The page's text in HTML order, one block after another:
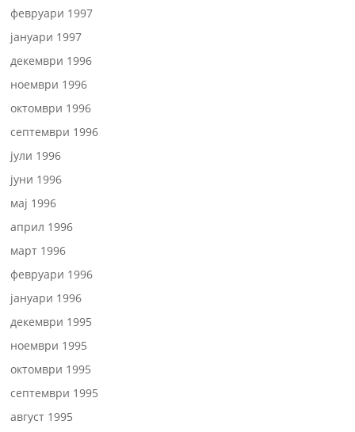
февруари 1997
јануари 1997
декември 1996
ноември 1996
октомври 1996
септември 1996
јули 1996
јуни 1996
мај 1996
април 1996
март 1996
февруари 1996
јануари 1996
декември 1995
ноември 1995
октомври 1995
септември 1995
август 1995